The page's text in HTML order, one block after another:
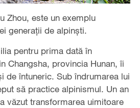
Zhou, este un exemplu
generații de alpinști.
pentru prima dată în
Changsha, provincia Hunan, îi
de întuneric. Sub îndrumarea lui
să practice alpinismul. Un an
văzut transformarea uimitoare